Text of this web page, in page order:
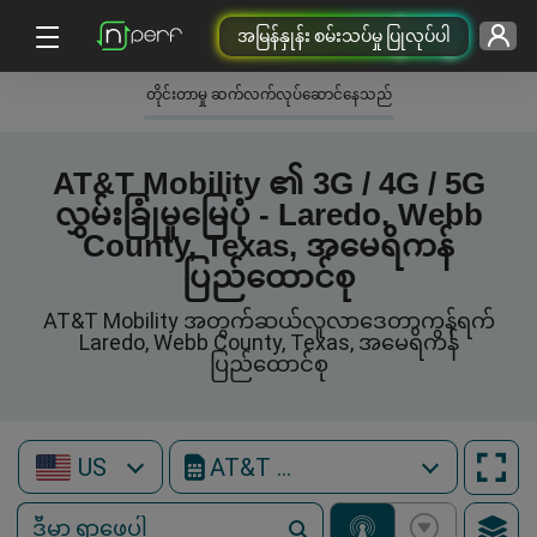
အမြန်နှုန်း စမ်းသပ်မှု ပြုလုပ်ပါ
တိုင်းတာမှု ဆက်လက်လုပ်ဆောင်နေသည်
AT&T Mobility ၏ 3G / 4G / 5G
လွှမ်းခြုံမှုမြေပုံ - Laredo, Webb
County, Texas, အမေရိကန်
ပြည်ထောင်စု
AT&T Mobility အတွက်ဆယ်လူလာဒေတာကွန်ရက်
Laredo, Webb County, Texas, အမေရိကန်
ပြည်ထောင်စု
US AT&T Mobility